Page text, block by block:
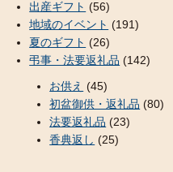
出産ギフト (56)
地域のイベント (191)
夏のギフト (26)
弔事・法要返礼品 (142)
お供え (45)
初盆御供・返礼品 (80)
法要返礼品 (23)
香典返し (25)